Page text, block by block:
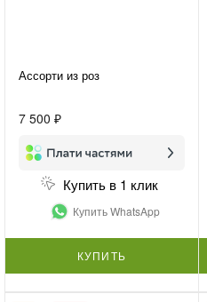
Ассорти из роз
7 500 ₽
Купить в 1 клик
Купить WhatsApp
КУПИТЬ